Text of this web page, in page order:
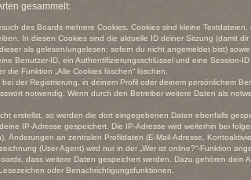
gesammelt:
des Boards mehrere Cookies. Cookies sind kleine
In diesen Cookies sind die aktuelle ID deiner Sitzung (damit
als gelesen/ungelesen; sofern du nicht angemeldet bist)
Benutzer-ID, ein Authentifizierungsschlüssel und eine Session-
die Funktion „Alle Cookies löschen“ löschen.
der Registrierung, in deinem Profil oder deinem persönlichem
notwendig. Wenn durch den Betreiber weitere Daten als
erstellst, so werden die dort eingegebenen Daten ebenfalls
IP-Adresse gespeichert. Die IP-Adresse wird weiterhin bei
Änderungen an zentralen Profildaten (E-Mail-Adresse,
(User Agent) wird nur in der „Wer ist online?“-Funktion
dass weitere Daten gespeichert werden. Dazu gehören dein
oder Benachrichtigungsfunktionen.